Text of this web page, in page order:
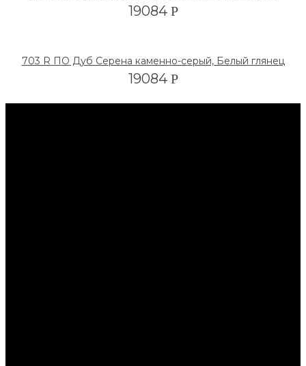
19084 Р
703 R ПО Дуб Серена каменно-серый, Белый глянец
19084 Р